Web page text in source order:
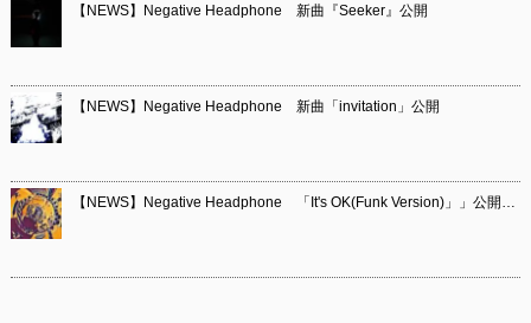
【NEWS】Negative Headphone 新曲『Seeker』公開
【NEWS】Negative Headphone 新曲「invitation」公開
【NEWS】Negative Headphone 「It's OK(Funk Version)」」公開…